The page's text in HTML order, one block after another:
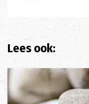
Lees ook: